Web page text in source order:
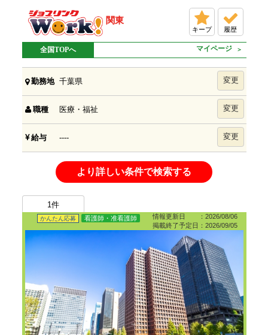
関東
キープ 履歴
全国TOPへ マイページ
勤務地 千葉県 変更
職種 医療・福祉 変更
給与 ---- 変更
より詳しい条件で検索する
1件
情報更新日 ：2026/08/06
掲載終了予定日：2026/09/05
かんたん応募 看護師・准看護師